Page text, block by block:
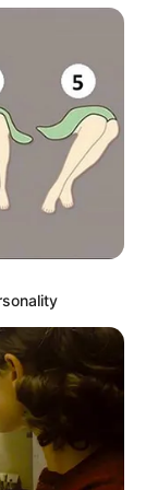
ідеться
І це — лише